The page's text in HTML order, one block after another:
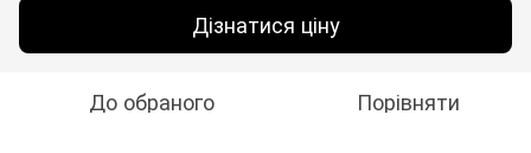
Дізнатися ціну
До обраного Порівняти